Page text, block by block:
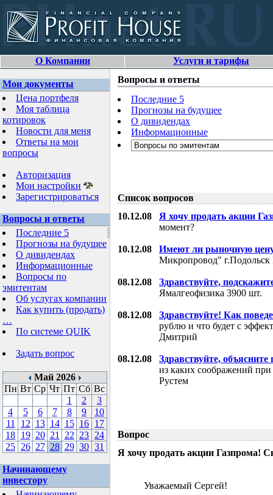
О Компании Услуги и тарифы
Мои документы
Цена портфеля
Моя таблица
котировок
Новости для меня
Ответы на мои
вопросы
Авторизация
Мои настройки
Зарегистрироваться
Вопросы и ответы
Последние 5
Прогнозы на будущее
О дивидендах
Информационные
Вопросы по
эмитентам
Об услугах компании
Как купить (продать)
…
По системе QUIK
Задать вопрос
Май 2026
Пн Вт Ср Чт Пт Сб Вс
1
2
3
4
5 6 7 8 9
10
11
12 13 14 15 16 17
18 19 20 21 22 23 24
25 26 27 28 29 30 31
Начинающему
инвестору
Вопросы и ответы
Последние 5
Прогнозы на будущее
О дивидендах
Информационные
Список вопросов
10.12.08 Я хочу продать акции
момент?
10.12.08
Имеют ли рыночную
Микропровод"
08.12.08
Здравствуйте,
Ямалгеофизика 3900 шт.
08.12.08
Здравствуйте! Как
рублю и что будет с
Дмитрий
08.12.08
Здравствуйте, объясните
из каких соображений
Рустем
Вопрос
Я хочу продать акции Газпрома!
Уважаемый Сергей!